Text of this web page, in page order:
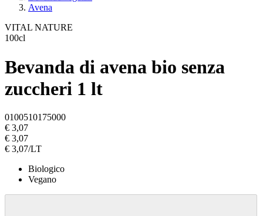
Avena
VITAL NATURE
100cl
Bevanda di avena bio senza
zuccheri 1 lt
0100510175000
€ 3,07
€ 3,07
€ 3,07/LT
Biologico
Vegano